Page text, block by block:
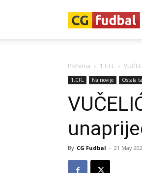
Početna 1.CFL
1.CFL Najnovije Ostala
By CG Fudbal - 21 May